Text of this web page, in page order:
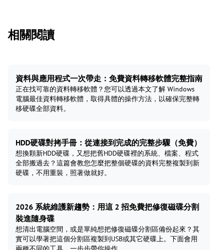
相關閱讀
資料與應用程式一次帶走：免費資料轉移軟體完整指南
正在找可靠的資料轉移軟體？您可以透過本文了解 Windows
電腦最佳資料轉移軟體，取得具體的操作方法，以確保完整轉
移硬碟全部資料。
HDD硬碟對拷手冊：從連接到完成的完整步驟（免費）
想換顆新HDD硬碟，又想把舊HDD硬碟裡的系統、檔案、程式
全部搬過去？這篇會教您怎麼把整個硬碟的資料完整複製到新
硬碟，不用重裝，照著做就好。
2026 系統維護新趨勢：用這 2 招免費把修復磁碟分割
裝進隨身碟
想清出電腦空間，或是單純想把修復磁碟分割區備份起來？其
實可以學著把這個分割區複製到USB或其它硬碟上。下面會用